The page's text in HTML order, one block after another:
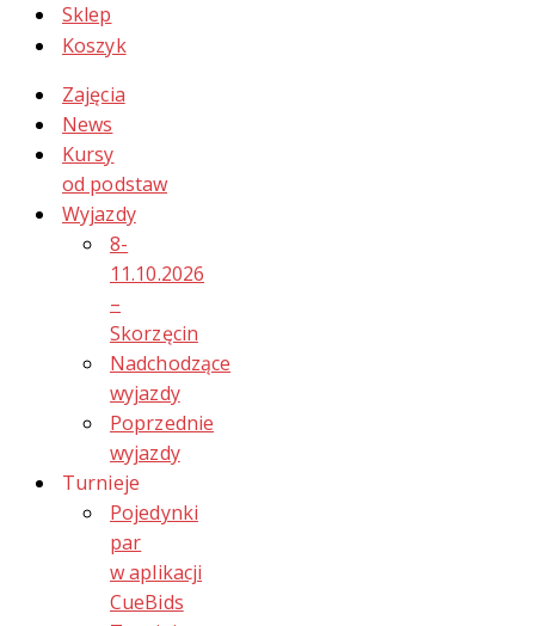
Sklep
Koszyk
Zajęcia
News
Kursy
od podstaw
Wyjazdy
8-
11.10.2026
–
Skorzęcin
Nadchodzące
wyjazdy
Poprzednie
wyjazdy
Turnieje
Pojedynki
par
w aplikacji
CueBids